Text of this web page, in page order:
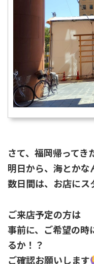
さて、福岡帰ってき
明日から、海とかな
数日間は、お店にス
ご来店予定の方は
事前に、ご希望の時
るか！？
ご確認お願いします